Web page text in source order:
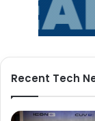
Recent Tech